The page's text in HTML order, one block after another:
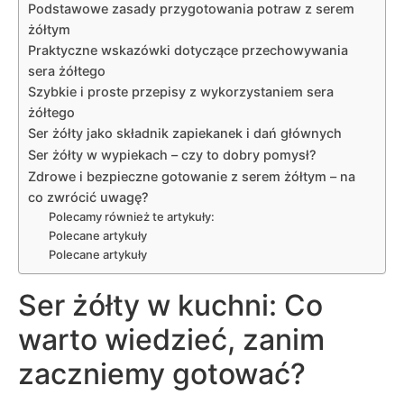
Podstawowe zasady przygotowania potraw z serem
żółtym
Praktyczne wskazówki dotyczące przechowywania
sera żółtego
Szybkie i proste przepisy z wykorzystaniem sera
żółtego
Ser żółty jako składnik zapiekanek i dań głównych
Ser żółty w wypiekach – czy to dobry pomysł?
Zdrowe i bezpieczne gotowanie z serem żółtym – na
co zwrócić uwagę?
Polecamy również te artykuły:
Polecane artykuły
Polecane artykuły
Ser żółty w kuchni: Co
warto wiedzieć, zanim
zaczniemy gotować?